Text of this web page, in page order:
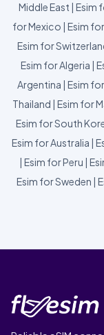
Middle East | Esim
for Mexico | Esim
Esim for
Esim for Algeria |
Argentina | Esim
Thailand | Esim for
Esim for South
Esim for Australia |
| Esim for Peru |
Esim for Sweden |